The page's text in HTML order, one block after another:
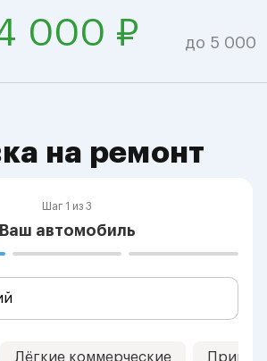
000 ₽ до 5 000
на ремонт
Шаг 1 из 3
Ваш автомобиль
Лёгкие коммерческие